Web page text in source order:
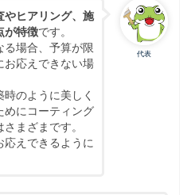
代表
やヒアリング、施
が特徴です。
る場合、予算が限
お応えできない場
のように美しく
めにコーティング
まざまです。
えできるように